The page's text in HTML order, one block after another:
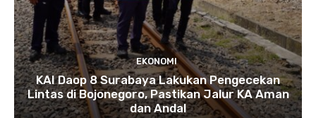
EKONOMI
KAI Daop 8 Surabaya Lakukan Pengecekan
Lintas di Bojonegoro, Pastikan Jalur KA Aman
dan Andal